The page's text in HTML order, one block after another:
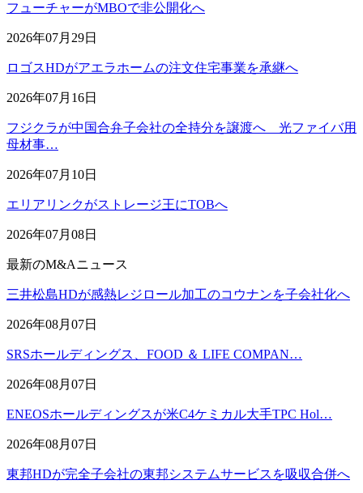
フューチャーがMBOで非公開化へ
2026年07月29日
ロゴスHDがアエラホームの注文住宅事業を承継へ
2026年07月16日
フジクラが中国合弁子会社の全持分を譲渡へ 光ファイバ用
母材事…
2026年07月10日
エリアリンクがストレージ王にTOBへ
2026年07月08日
最新のM&Aニュース
三井松島HDが感熱レジロール加工のコウナンを子会社化へ
2026年08月07日
SRSホールディングス、FOOD ＆ LIFE COMPAN…
2026年08月07日
ENEOSホールディングスが米C4ケミカル大手TPC Hol…
2026年08月07日
東邦HDが完全子会社の東邦システムサービスを吸収合併へ